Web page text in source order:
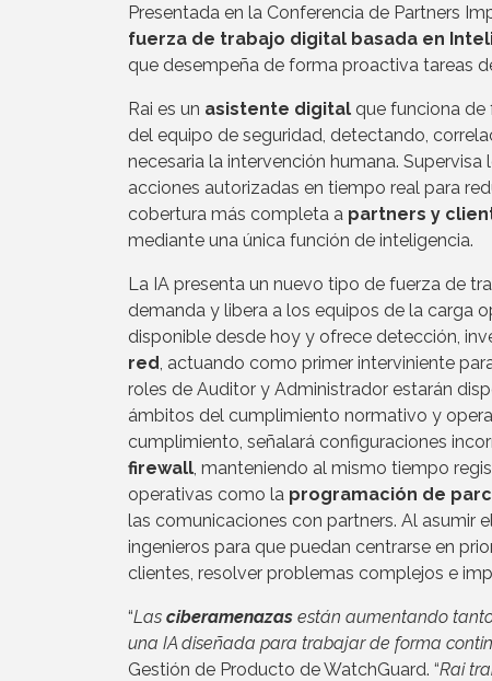
Presentada en la Conferencia de Partners
fuerza de trabajo digital basada en
que desempeña de forma proactiva tareas
Rai es un asistente digital que funciona de
del equipo de seguridad, detectando,
necesaria la intervención humana.
acciones autorizadas en tiempo real para
cobertura más completa a partners y
mediante una única función de inteligencia.
La IA presenta un nuevo tipo de fuerza de
demanda y libera a los equipos de la carga
disponible desde hoy y ofrece detección,
red , actuando como primer interviniente
roles de Auditor y Administrador estarán
ámbitos del cumplimiento normativo y
cumplimiento, señalará configuraciones
firewall , manteniendo al mismo tiempo
operativas como la programación de
las comunicaciones con partners. Al asumir
ingenieros para que puedan centrarse en
clientes, resolver problemas complejos e
“Las ciberamenazas están aumentando
una IA diseñada para trabajar de forma
Gestión de Producto de WatchGuard. “Rai